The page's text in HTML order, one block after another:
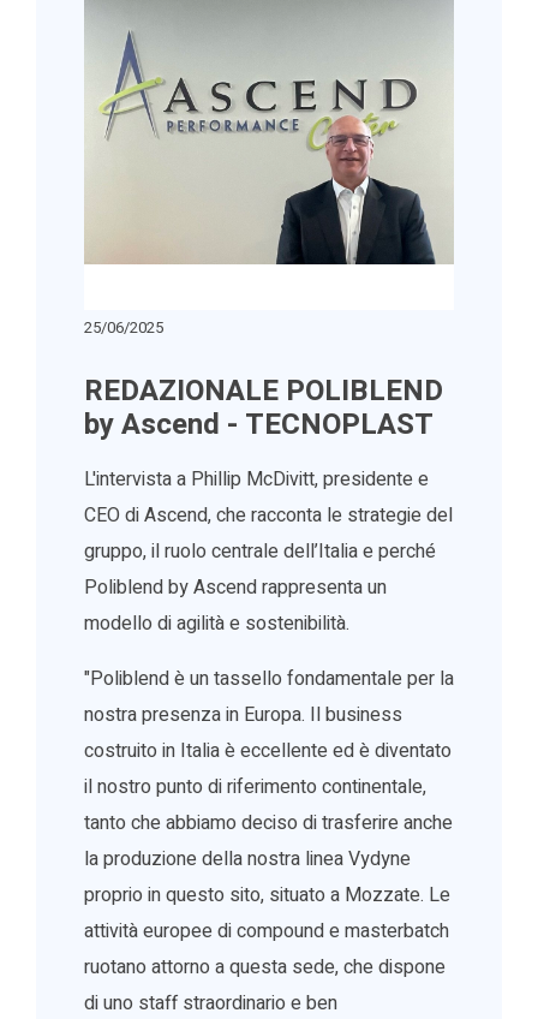
25/06/2025
REDAZIONALE POLIBLEND
by Ascend - TECNOPLAST
L'intervista a Phillip McDivitt, presidente e
CEO di Ascend, che racconta le strategie del
gruppo, il ruolo centrale dell’Italia e perché
Poliblend by Ascend rappresenta un
modello di agilità e sostenibilità.
"Poliblend è un tassello fondamentale per la
nostra presenza in Europa. Il business
costruito in Italia è eccellente ed è diventato
il nostro punto di riferimento continentale,
tanto che abbiamo deciso di trasferire anche
la produzione della nostra linea Vydyne
proprio in questo sito, situato a Mozzate. Le
attività europee di compound e masterbatch
ruotano attorno a questa sede, che dispone
di uno staff straordinario e ben